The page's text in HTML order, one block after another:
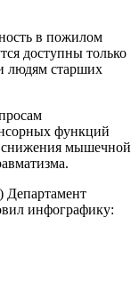
в пожилом
доступны только
людям старших
функций
снижения мышечной
Департамент
инфографику: